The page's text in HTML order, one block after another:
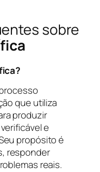
sobre
que utiliza
produzir
e
propósito é
responder
reais.